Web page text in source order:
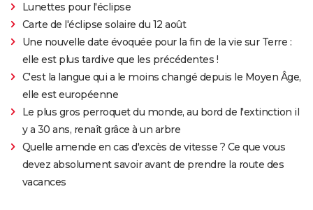
Lunettes pour l'éclipse
Carte de l'éclipse solaire du 12 août
Une nouvelle date évoquée pour la fin de la vie sur Terre :
elle est plus tardive que les précédentes !
C'est la langue qui a le moins changé depuis le Moyen Âge,
elle est européenne
Le plus gros perroquet du monde, au bord de l'extinction il
y a 30 ans, renaît grâce à un arbre
Quelle amende en cas d'excès de vitesse ? Ce que vous
devez absolument savoir avant de prendre la route des
vacances